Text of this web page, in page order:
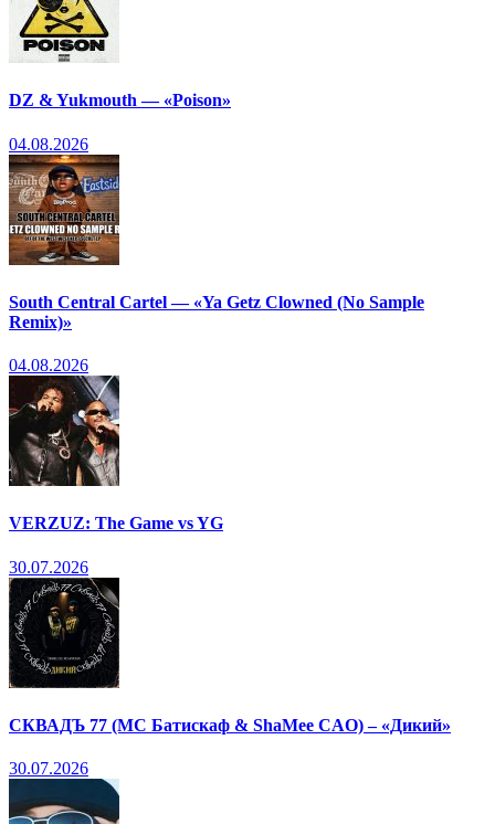
DZ & Yukmouth — «Poison»
04.08.2026
South Central Cartel — «Ya Getz Clowned (No Sample
Remix)»
04.08.2026
VERZUZ: The Game vs YG
30.07.2026
СКВАДЪ 77 (МС Батискаф & ShaMee CAO) – «Дикий»
30.07.2026